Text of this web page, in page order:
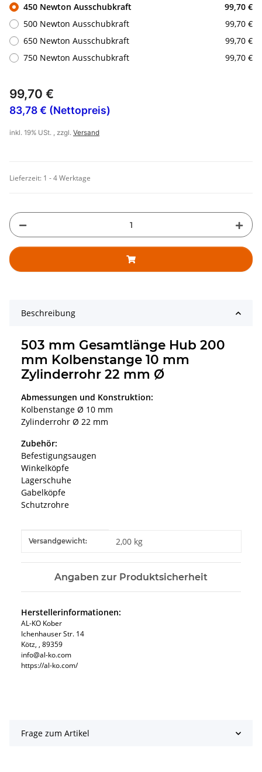
450 Newton Ausschubkraft
99,70 €
500 Newton Ausschubkraft
99,70 €
650 Newton Ausschubkraft
99,70 €
750 Newton Ausschubkraft
99,70 €
99,70 €
83,78 € (Nettopreis)
inkl. 19% USt. , zzgl. Versand
Lieferzeit: 1 - 4 Werktage
Beschreibung
503 mm Gesamtlänge Hub 200
mm Kolbenstange 10 mm
Zylinderrohr 22 mm Ø
Abmessungen und Konstruktion:
Kolbenstange Ø 10 mm
Zylinderrohr Ø 22 mm
Zubehör:
Befestigungsaugen
Winkelköpfe
Lagerschuhe
Gabelköpfe
Schutzrohre
Produkteigenschaft
Wert
Versandgewicht: 2,00 kg
Angaben zur Produktsicherheit
Herstellerinformationen:
AL-KO Kober
Ichenhauser Str. 14
Kötz, , 89359
info@al-ko.com
https://al-ko.com/
Frage zum Artikel